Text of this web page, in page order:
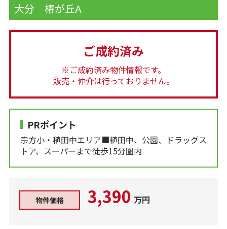
大分 椿が丘A
ご成約済み
※ご成約済み物件情報です。
販売・仲介は行っておりません。
PRポイント
宗方小・稙田中エリア■稙田中、公園、ドラッグス
トア、スーパーまで徒歩15分圏内
物件価格 3,390 万円